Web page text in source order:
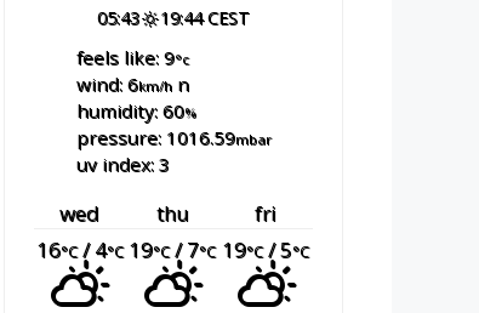
05:43 19:44 CEST
feels like: 9°c
wind: 6km/hn
humidity: 60%
pressure: 1016.59mbar
uv index: 3
wed thu
fri
16°C/ 4°C 19°C/ 7°C 19°C/ 5°C